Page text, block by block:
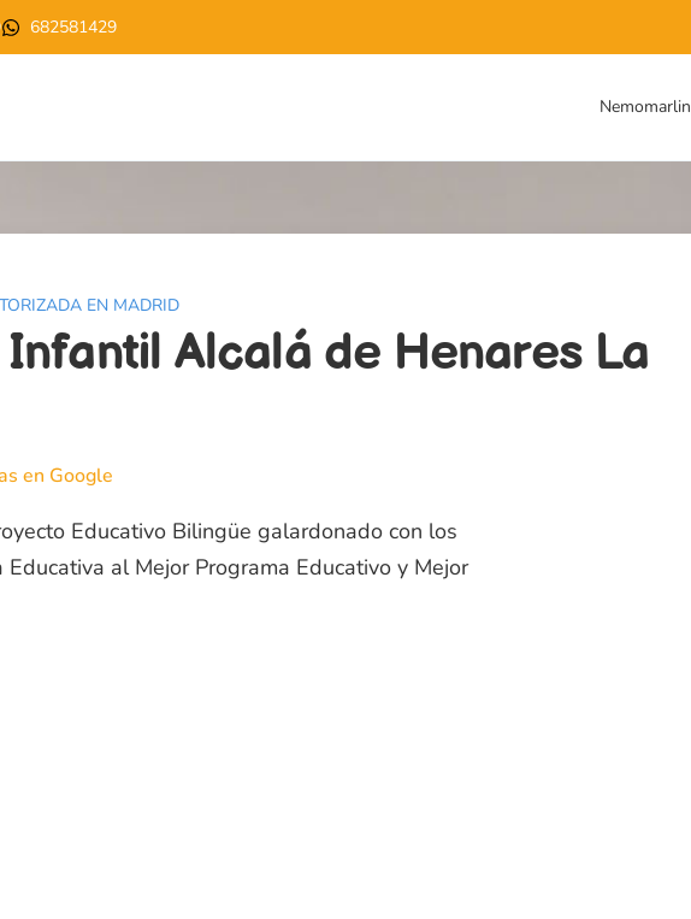
682581429
Nemomarlin
EN MADRID
Alcalá de Henares La
en Google
Educativo Bilingüe galardonado con los
Educativa al Mejor Programa Educativo y Mejor